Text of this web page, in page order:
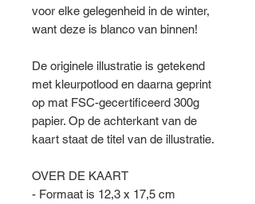
voor elke gelegenheid in de winter,
want deze is blanco van binnen!
De originele illustratie is getekend
met kleurpotlood en daarna geprint
op mat FSC-gecertificeerd 300g
papier. Op de achterkant van de
kaart staat de titel van de illustratie.
OVER DE KAART
- Formaat is 12,3 x 17,5 cm